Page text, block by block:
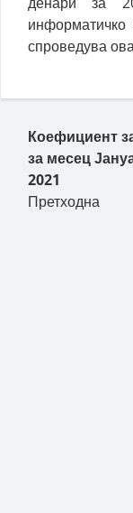
информатичко
спроведува
Пост
Коефициент
за месец
2021
Претходна